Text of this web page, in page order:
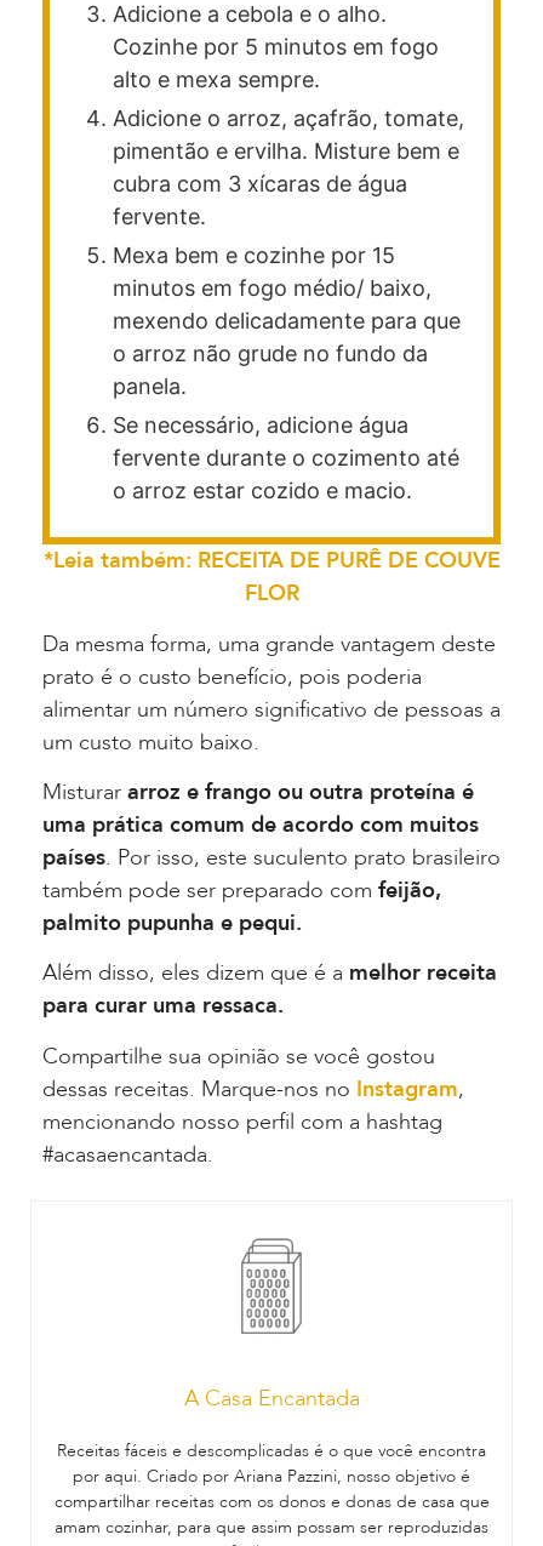
Adicione a cebola e o alho.
Cozinhe por 5 minutos em fogo
alto e mexa sempre.
Adicione o arroz, açafrão, tomate,
pimentão e ervilha. Misture bem e
cubra com 3 xícaras de água
fervente.
Mexa bem e cozinhe por 15
minutos em fogo médio/ baixo,
mexendo delicadamente para que
o arroz não grude no fundo da
panela.
Se necessário, adicione água
fervente durante o cozimento até
o arroz estar cozido e macio.
*Leia também: RECEITA DE PURÊ DE COUVE
FLOR
Da mesma forma, uma grande vantagem deste
prato é o custo benefício, pois poderia
alimentar um número significativo de pessoas a
um custo muito baixo.
Misturar arroz e frango ou outra proteína é
uma prática comum de acordo com muitos
países. Por isso, este suculento prato brasileiro
também pode ser preparado com feijão,
palmito pupunha e pequi.
Além disso, eles dizem que é a melhor receita
para curar uma ressaca.
Compartilhe sua opinião se você gostou
dessas receitas. Marque-nos no Instagram,
mencionando nosso perfil com a hashtag
#acasaencantada.
A Casa Encantada
Receitas fáceis e descomplicadas é o que você encontra
por aqui. Criado por Ariana Pazzini, nosso objetivo é
compartilhar receitas com os donos e donas de casa que
amam cozinhar, para que assim possam ser reproduzidas